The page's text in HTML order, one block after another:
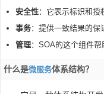
安全性：它表示标识和授
事务：提供一致结果的保
管理：SOA的这个组件帮
什么是微服务体系结构？